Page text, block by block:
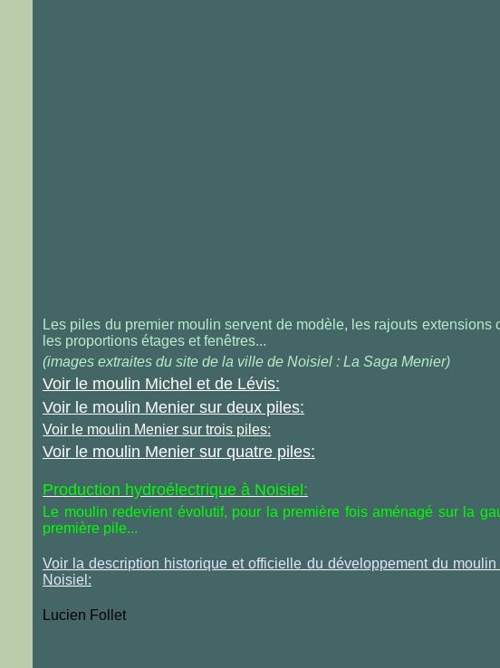
Les piles du premier moulin servent de modèle, les rajouts extensions
les proportions étages et fenêtres...
(images extraites du site de la ville de Noisiel : La Saga Menier)
Voir le moulin Michel et de Lévis:
Voir le moulin Menier sur deux piles:
Voir le moulin Menier sur trois piles:
Voir le moulin Menier sur quatre piles:
Production hydroélectrique à Noisiel:
Le moulin redevient évolutif, pour la première fois aménagé sur la
première pile...
Voir la description historique et officielle du développement du
Noisiel:
Lucien Follet